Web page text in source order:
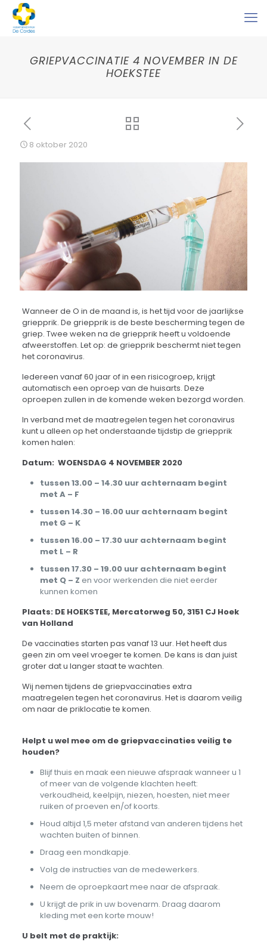
GRIEPVACCINATIE 4 NOVEMBER IN DE
HOEKSTEE
8 oktober 2020
Wanneer de O in de maand is, is het tijd voor de jaarlijkse
griepprik. De griepprik is de beste bescherming tegen de
griep. Twee weken na de griepprik heeft u voldoende
afweerstoffen. Let op: de griepprik beschermt niet tegen
het coronavirus.
Iedereen vanaf 60 jaar of in een risicogroep, krijgt
automatisch een oproep van de huisarts. Deze
oproepen zullen in de komende weken bezorgd worden.
In verband met de maatregelen tegen het coronavirus
kunt u alleen op het onderstaande tijdstip de griepprik
komen halen:
Datum: WOENSDAG 4 NOVEMBER 2020
tussen 13.00 – 14.30 uur achternaam begint
met A – F
tussen 14.30 – 16.00 uur achternaam begint
met G – K
tussen 16.00 – 17.30 uur achternaam begint
met L – R
tussen 17.30 – 19.00 uur achternaam begint
met Q – Z en voor werkenden die niet eerder
kunnen komen
Plaats: DE HOEKSTEE, Mercatorweg 50, 3151 CJ Hoek
van Holland
De vaccinaties starten pas vanaf 13 uur. Het heeft dus
geen zin om veel vroeger te komen. De kans is dan juist
groter dat u langer staat te wachten.
Wij nemen tijdens de griepvaccinaties extra
maatregelen tegen het coronavirus. Het is daarom veilig
om naar de priklocatie te komen.
Helpt u wel mee om de griepvaccinaties veilig te
houden?
Blijf thuis en maak een nieuwe afspraak wanneer u 1
of meer van de volgende klachten heeft:
verkoudheid, keelpijn, niezen, hoesten, niet meer
ruiken of proeven en/of koorts.
Houd altijd 1,5 meter afstand van anderen tijdens het
wachten buiten of binnen.
Draag een mondkapje.
Volg de instructies van de medewerkers.
Neem de oproepkaart mee naar de afspraak.
U krijgt de prik in uw bovenarm. Draag daarom
kleding met een korte mouw!
U belt met de praktijk: